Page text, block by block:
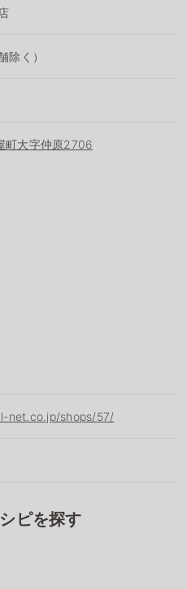
除く）
町大字仲原2706
net.co.jp/shops/57/
ピを探す